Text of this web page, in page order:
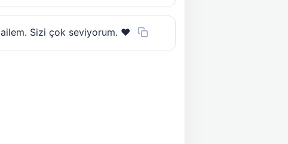
ailem. Sizi çok seviyorum. ❤️